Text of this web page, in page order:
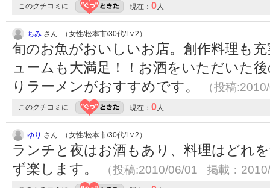
このクチコミに 現在： 0人
ちみ さん （女性/松本市/30代/Lv.2）
旬のお魚がおいしいお店。創作料理も
ュームも大満足！！お酒をいただいた
りラーメンがおすすめです。
（投稿
このクチコミに 現在： 0人
ゆり さん （女性/松本市/30代/Lv.2）
ランチと夜はお酒もあり、料理はどれ
ず楽します。
（投稿:2010/06/01 掲載：